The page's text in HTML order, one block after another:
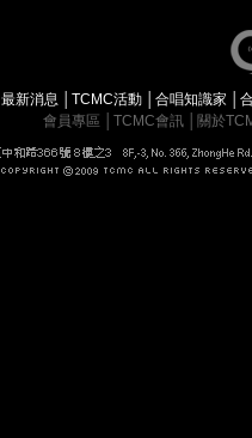
最新消息 │TCMC活動 │合唱知識家 │
會員專區
TCMC會訊 關於